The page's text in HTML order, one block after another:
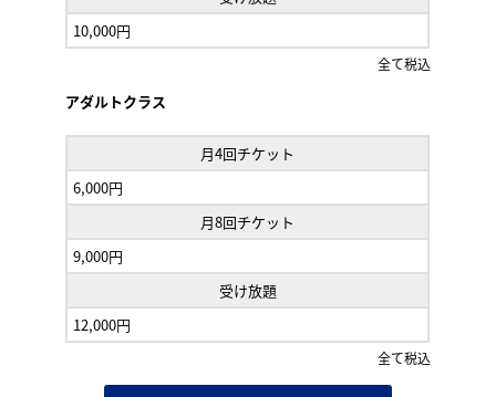
10,000円
全て税込
アダルトクラス
月4回チケット
6,000円
月8回チケット
9,000円
受け放題
12,000円
全て税込